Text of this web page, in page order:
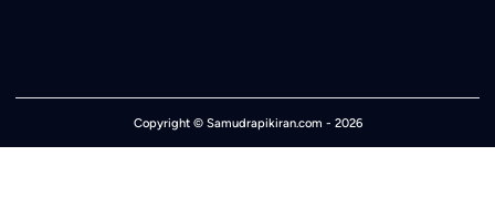
Copyright © Samudrapikiran.com - 2026